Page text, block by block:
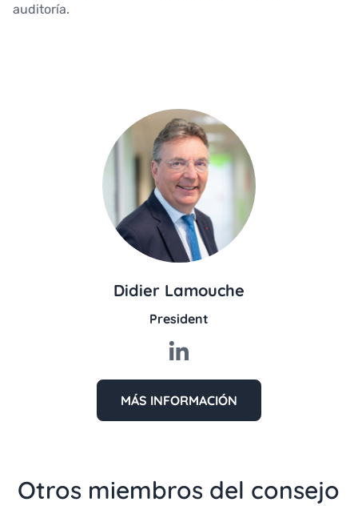
auditoría.
Didier Lamouche
President
MÁS INFORMACIÓN
Otros miembros del consejo